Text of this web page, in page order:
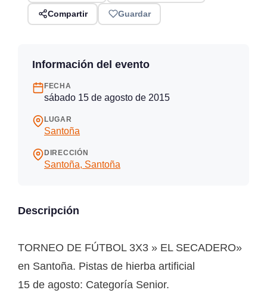
Compartir Guardar
Información del evento
FECHA
sábado 15 de agosto de 2015
LUGAR
Santoña
DIRECCIÓN
Santoña, Santoña
Descripción
TORNEO DE FÚTBOL 3X3 » EL SECADERO»
en Santoña. Pistas de hierba artificial
15 de agosto: Categoría Senior.